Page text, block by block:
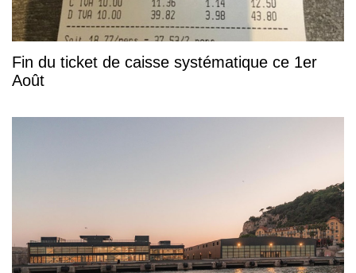
Fin du ticket de caisse systématique ce 1er
Août